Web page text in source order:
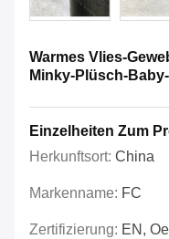
Warmes Vlies-
Minky-Plüsch-
Einzelheiten Zum
Herkunftsort: China
Markenname: FC
Zertifizierung: EN,